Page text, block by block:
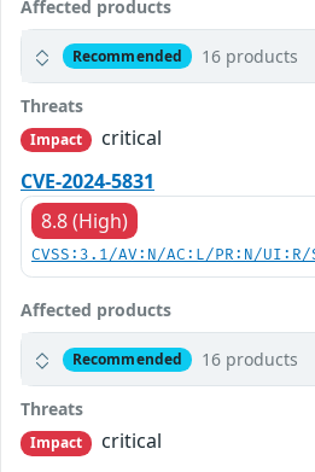
Affected products
Recommended 16 products
Threats
Impact
critical
CVE-2024-5831
8.8 (High)
CVSS:3.1/AV:N/AC:L/PR:N/
Affected products
Recommended 16 products
Threats
Impact
critical